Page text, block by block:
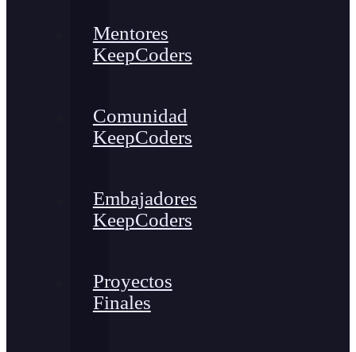
Mentores
KeepCoders
Comunidad
KeepCoders
Embajadores
KeepCoders
Proyectos
Finales